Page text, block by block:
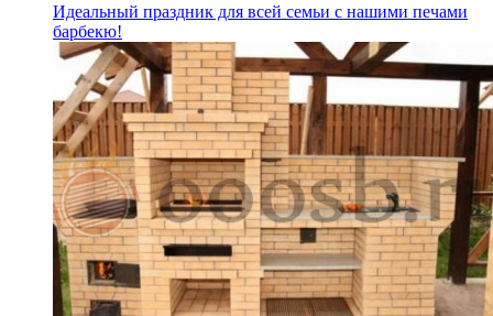
Идеальный праздник для всей семьи с нашими печами
барбекю!